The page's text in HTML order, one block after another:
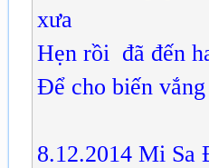
xưa
Hẹn rồi đã đến
Để cho biến
8.12.2014 Mi Sa